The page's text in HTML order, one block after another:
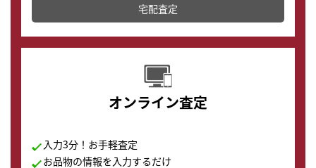
配送でも簡単&安全に査定・買取に出すことが可能で
す。
宅配査定
オンライン査定
入力3分！お手軽査定
お品物の情報を入力するだけ